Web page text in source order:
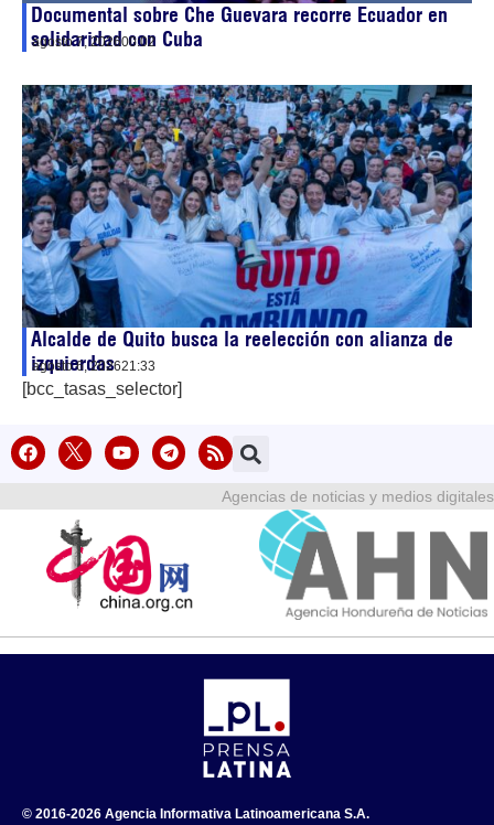
Documental sobre Che Guevara recorre Ecuador en
solidaridad con Cuba
agosto 7, 202600:02
Alcalde de Quito busca la reelección con alianza de
izquierdas
agosto 6, 202621:33
[bcc_tasas_selector]
Agencias de noticias y medios digitales
© 2016-2026 Agencia Informativa Latinoamericana S.A.